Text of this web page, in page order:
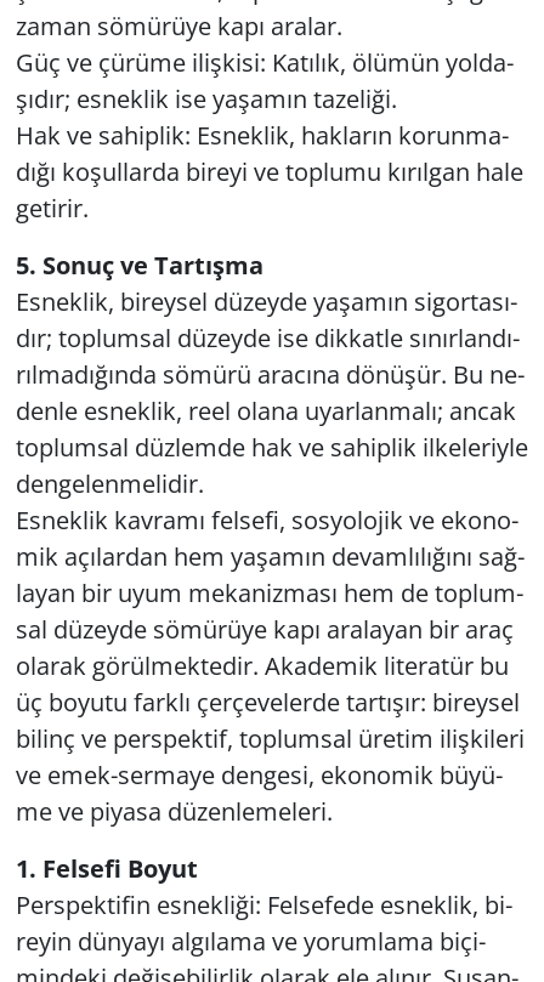
zaman sö­mü­rü­ye kapı ara­lar.
Güç ve çü­rü­me iliş­ki­si: Ka­tı­lık, ölü­mün yol­da­
şı­dır; es­nek­lik ise ya­şa­mın ta­ze­li­ği.
Hak ve sa­hip­lik: Es­nek­lik, hak­la­rın ko­run­ma­
dı­ğı ko­şul­lar­da bi­re­yi ve top­lu­mu kı­rıl­gan hale
ge­ti­rir.
5. Sonuç ve Tar­tış­ma
Es­nek­lik, bi­rey­sel dü­zey­de ya­şa­mın si­gor­ta­sı­
dır; top­lum­sal dü­zey­de ise dik­kat­le sı­nır­lan­dı­
rıl­ma­dı­ğın­da sö­mü­rü ara­cı­na dö­nü­şür. Bu ne­
den­le es­nek­lik, reel olana uyar­lan­ma­lı; ancak
top­lum­sal düz­lem­de hak ve sa­hip­lik il­ke­le­riy­le
den­ge­len­me­li­dir.
Es­nek­lik kav­ra­mı fel­se­fi, sos­yo­lo­jik ve eko­no­
mik açı­lar­dan hem ya­şa­mın de­vam­lı­lı­ğı­nı sağ­
la­yan bir uyum me­ka­niz­ma­sı hem de top­lum­
sal dü­zey­de sö­mü­rü­ye kapı ara­la­yan bir araç
ola­rak gö­rül­mek­te­dir. Aka­de­mik li­te­ra­tür bu
üç bo­yu­tu fark­lı çer­çe­ve­ler­de tar­tı­şır: bi­rey­sel
bi­linç ve pers­pek­tif, top­lum­sal üre­tim iliş­ki­le­ri
ve emek-ser­ma­ye den­ge­si, eko­no­mik bü­yü­
me ve pi­ya­sa dü­zen­le­me­le­ri.
1. Fel­se­fi Boyut
Pers­pek­ti­fin es­nek­li­ği: Fel­se­fe­de es­nek­lik, bi­
re­yin dün­ya­yı al­gı­la­ma ve yo­rum­la­ma bi­çi­